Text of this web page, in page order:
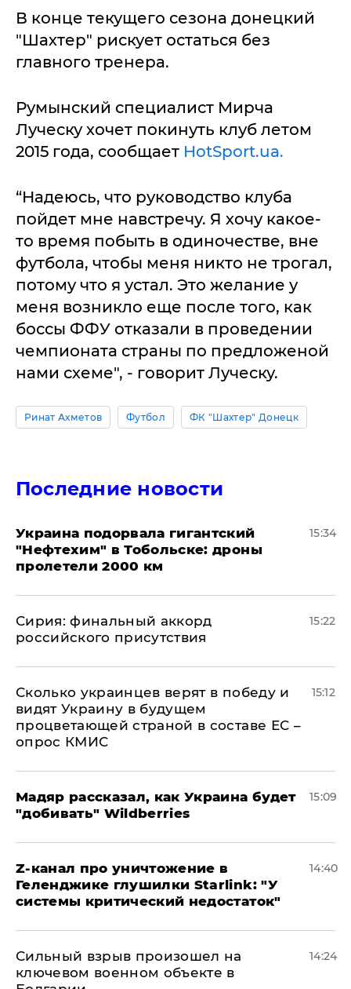
В конце текущего сезона донецкий
"Шахтер" рискует остаться без
главного тренера.
Румынский специалист Мирча
Луческу хочет покинуть клуб летом
2015 года, сообщает HotSport.ua.
“Надеюсь, что руководство клуба
пойдет мне навстречу. Я хочу какое-
то время побыть в одиночестве, вне
футбола, чтобы меня никто не трогал,
потому что я устал. Это желание у
меня возникло еще после того, как
боссы ФФУ отказали в проведении
чемпионата страны по предложеной
нами схеме", - говорит Луческу.
Ринат Ахметов Футбол ФК "Шахтер" Донецк
Последние новости
Украина подорвала гигантский
"Нефтехим" в Тобольске: дроны
пролетели 2000 км
15:34
​Сирия: финальный аккорд
российского присутствия
15:22
Сколько украинцев верят в победу и
видят Украину в будущем
процветающей страной в составе ЕС –
опрос КМИС
15:12
Мадяр рассказал, как Украина будет
"добивать" Wildberries
15:09
Z-канал про уничтожение в
Геленджике глушилки Starlink: "У
системы критический недостаток"
14:40
Сильный взрыв произошел на
ключевом военном объекте в
14:24